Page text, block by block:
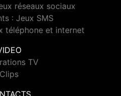
réseaux sociaux
: Jeux SMS
téléphone et internet
TV
Clips